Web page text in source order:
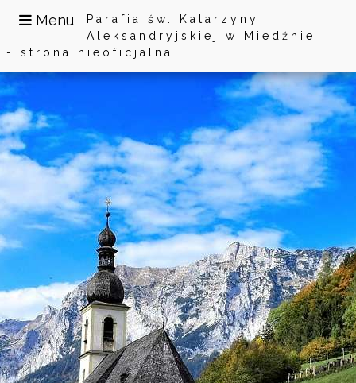
Menu
Parafia św. Katarzyny
Aleksandryjskiej w Miedźnie
- strona nieoficjalna